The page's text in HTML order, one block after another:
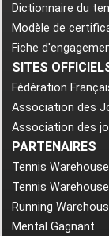
Dictionnaire du
Modèle de
Fiche
SITES
Fédération
Association des
Association des
PARTENAIRES
Tennis
Tennis
Running
Mental Gagnant